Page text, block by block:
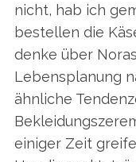
nicht, hab ich
bestellen die
denke über
Lebensplanung
ähnliche
einiger Zeit